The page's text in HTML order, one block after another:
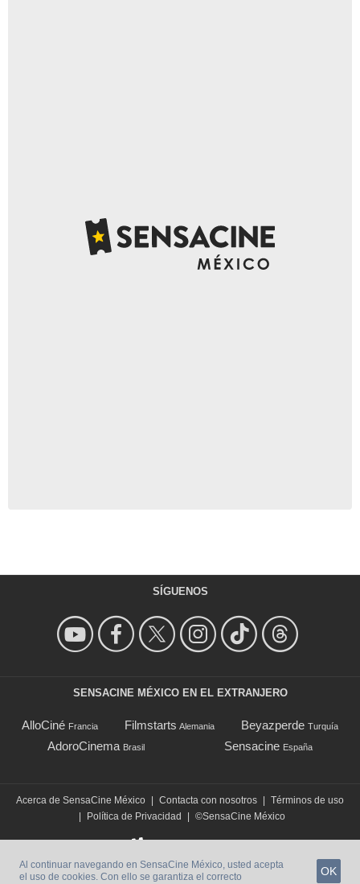
SÍGUENOS
SENSACINE MÉXICO EN EL EXTRANJERO
AlloCiné Francia Filmstarts Alemania Beyazperde Turquía
AdoroCinema Brasil Sensacine España
Acerca de SensaCine México | Contacta con nosotros | Términos de uso
|
Política de Privacidad | ©SensaCine México
Al continuar navegando en SensaCine México, usted acepta
el uso de cookies. Con ello se garantiza el correcto
OK